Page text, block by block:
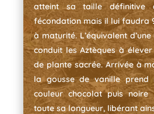
atteint sa taille définitive
fécondation mais il lui faudra
à maturité. L’équivalent
conduit les Aztèques à
de plante sacrée. Arrivée à
la gousse de vanille prend
couleur chocolat puis
toute sa longueur, libérant